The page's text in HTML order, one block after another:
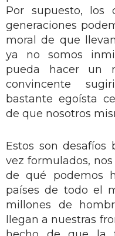
Por supuesto, los
generaciones
moral de que
ya no somos
pueda hacer un
convincente
bastante egoísta
de que nosotros
Estos son desafíos
vez formulados,
de qué podemos
países de todo el
millones de
llegan a nuestras